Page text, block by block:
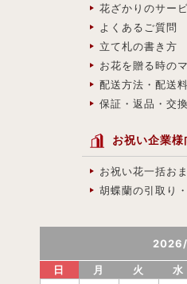
花ざかりのサー
よくあるご質問
立て札の書き方
お花を贈る時の
配送方法・配送
保証・返品・交
お祝い企業
お祝い花一括お
胡蝶蘭の引取り
2026/
日 月 火 水